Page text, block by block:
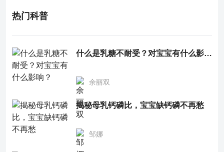
热门科普
什么是乳糖不耐受？对宝宝有什么影响？
余丽双
揭秘母乳钙磷比，宝宝缺钙磷不再愁
邹娜